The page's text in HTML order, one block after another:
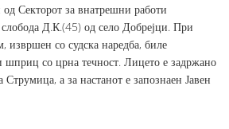
Секторот за внатрешни работи
Д.К.(45) од село Добрејци. При
извршен со судска наредба, биле
шприц со црна течност. Лицето е задржано
а за настанот е запознаен Јавен